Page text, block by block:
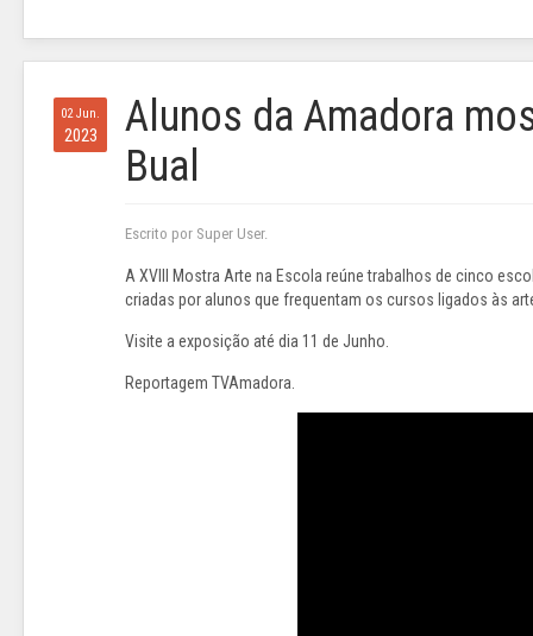
02 Jun.
2023
Alunos da Amadora
Bual
Escrito por Super User.
A XVIII Mostra Arte na Escola reúne trabalhos de cinco
criadas por alunos que frequentam os cursos ligados às
Visite a exposição até dia 11 de Junho.
Reportagem TVAmadora.